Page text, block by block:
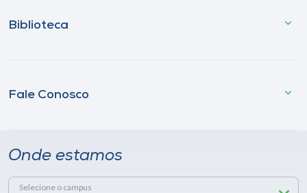
Biblioteca
Fale Conosco
Onde estamos
Selecione o campus